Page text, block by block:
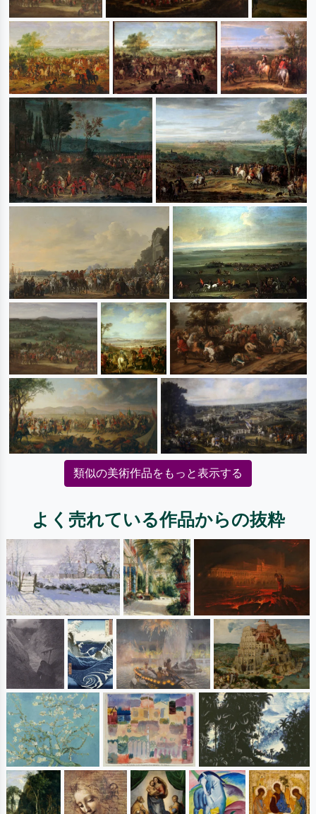
類似の美術作品をもっと表示する
よく売れている作品からの抜粋